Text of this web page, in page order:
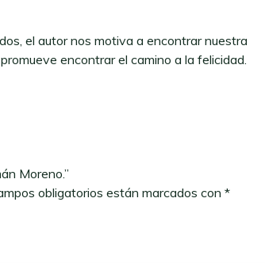
el autor nos motiva a encontrar nuestra
encontrar el camino a la felicidad.
Moreno.”
obligatorios están marcados con *